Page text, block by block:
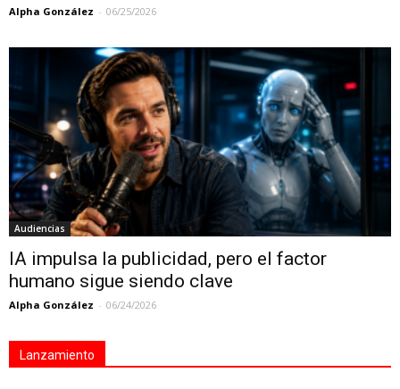
Alpha González - 06/25/2026
Audiencias
IA impulsa la publicidad, pero el factor
humano sigue siendo clave
Alpha González - 06/24/2026
Lanzamiento